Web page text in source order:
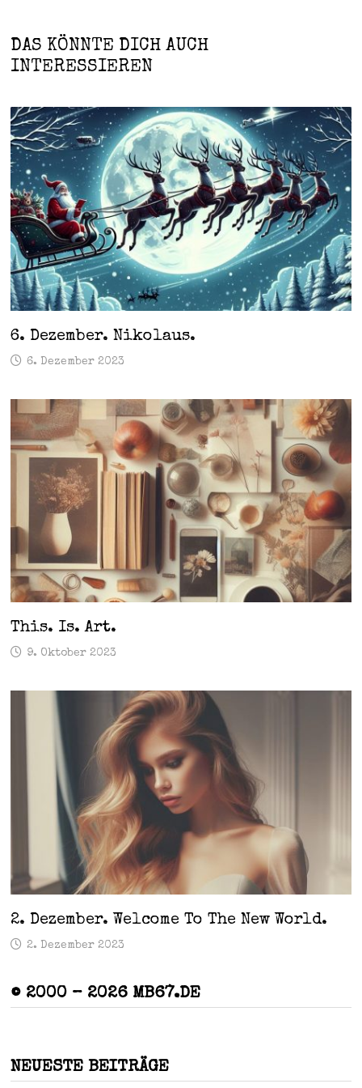
DAS KÖNNTE DICH AUCH
INTERESSIEREN
6. Dezember. Nikolaus.
6. Dezember 2023
This. Is. Art.
9. Oktober 2023
2. Dezember. Welcome To The New World.
2. Dezember 2023
© 2000 – 2026 MB67.DE
NEUESTE BEITRÄGE